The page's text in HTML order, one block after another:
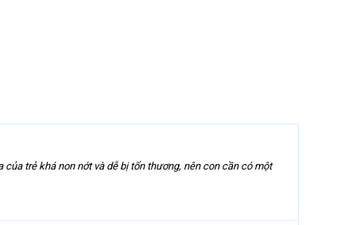
trẻ khá non nớt và dễ bị tổn thương, nên con cần có một